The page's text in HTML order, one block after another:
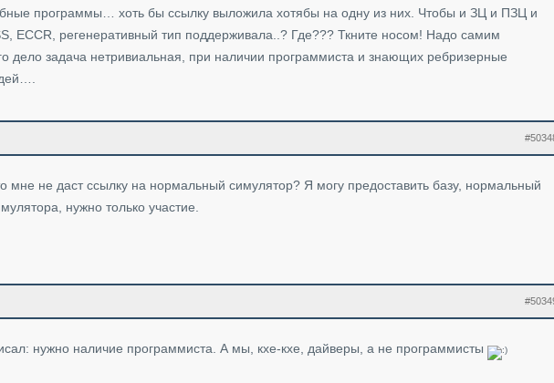
программы… хоть бы ссылку выложила хотябы на одну из них. Чтобы и ЗЦ и ПЗЦ и
ECCR, регенеративный тип поддерживала..? Где??? Ткните носом! Надо самим
дело задача нетривиальная, при наличии программиста и знающих ребризерные
мне не даст ссылку на нормальный симулятор? Я могу предоставить базу, нормальный
нужно только участие.
нужно наличие программиста. А мы, кхе-кхе, дайверы, а не программисты